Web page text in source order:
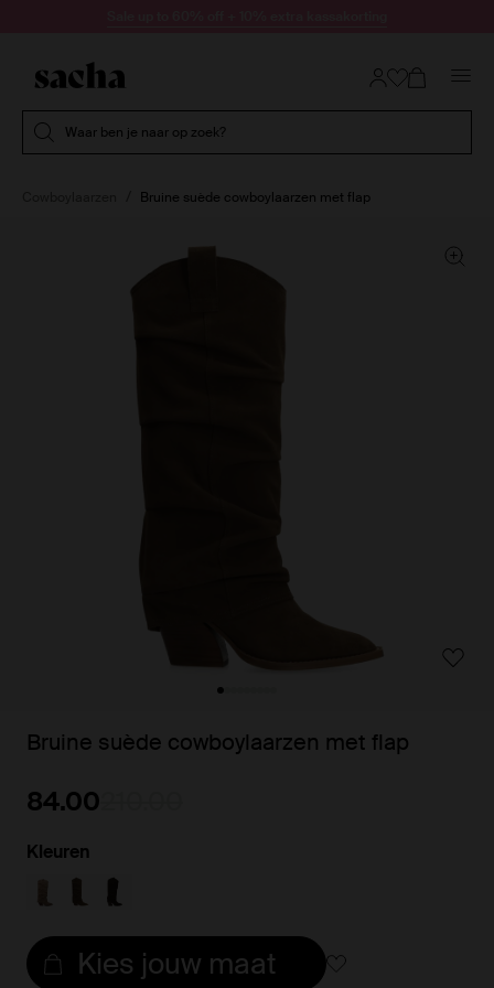
Waar ben je naar op zoek?
Bruine suède cowboylaarzen met flap
Bruine suède cowboylaarzen met flap
84.00
Kleuren
Kies jouw maat